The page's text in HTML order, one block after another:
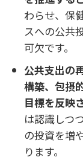
わらせ、保
スへの公共
可欠です。
公共支出の
構築、包摂
目標を反映
は認識しつ
の投資を増
ります。